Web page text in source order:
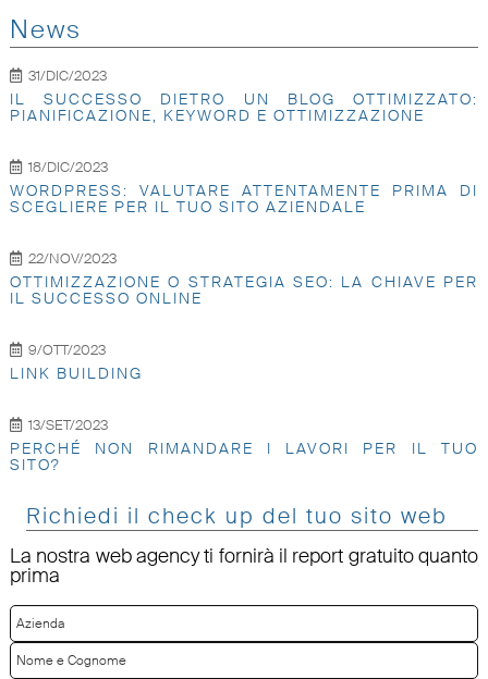
News
31/DIC/2023
IL SUCCESSO DIETRO UN BLOG OTTIMIZZATO:
PIANIFICAZIONE, KEYWORD E OTTIMIZZAZIONE
18/DIC/2023
WORDPRESS: VALUTARE ATTENTAMENTE PRIMA DI
SCEGLIERE PER IL TUO SITO AZIENDALE
22/NOV/2023
OTTIMIZZAZIONE O STRATEGIA SEO: LA CHIAVE PER
IL SUCCESSO ONLINE
9/OTT/2023
LINK BUILDING
13/SET/2023
PERCHÉ NON RIMANDARE I LAVORI PER IL TUO
SITO?
Richiedi il check up del tuo sito web
La nostra web agency ti fornirà il report gratuito quanto
prima